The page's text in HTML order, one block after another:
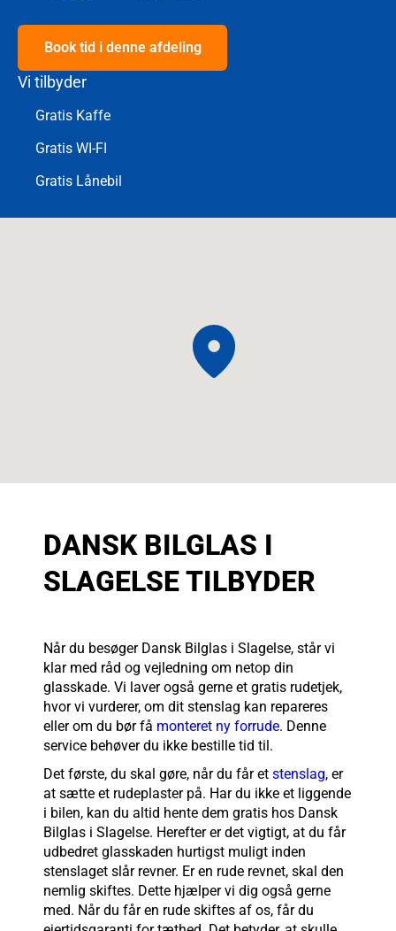
Book tid i denne afdeling
Vi tilbyder
Gratis Kaffe
Gratis WI-FI
Gratis Lånebil
DANSK BILGLAS I
SLAGELSE TILBYDER
Når du besøger Dansk Bilglas i Slagelse, står vi
klar med råd og vejledning om netop din
glasskade. Vi laver også gerne et gratis rudetjek,
hvor vi vurderer, om dit stenslag kan repareres
eller om du bør få monteret ny forrude. Denne
service behøver du ikke bestille tid til.
Det første, du skal gøre, når du får et stenslag, er
at sætte et rudeplaster på. Har du ikke et liggende
i bilen, kan du altid hente dem gratis hos Dansk
Bilglas i Slagelse. Herefter er det vigtigt, at du får
udbedret glasskaden hurtigst muligt inden
stenslaget slår revner. Er en rude revnet, skal den
nemlig skiftes. Dette hjælper vi dig også gerne
med. Når du får en rude skiftes af os, får du